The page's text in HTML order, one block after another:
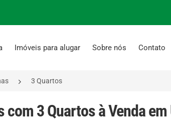
Imóveis para alugar Sobre nós Contato
3 Quartos
com 3 Quartos à Venda